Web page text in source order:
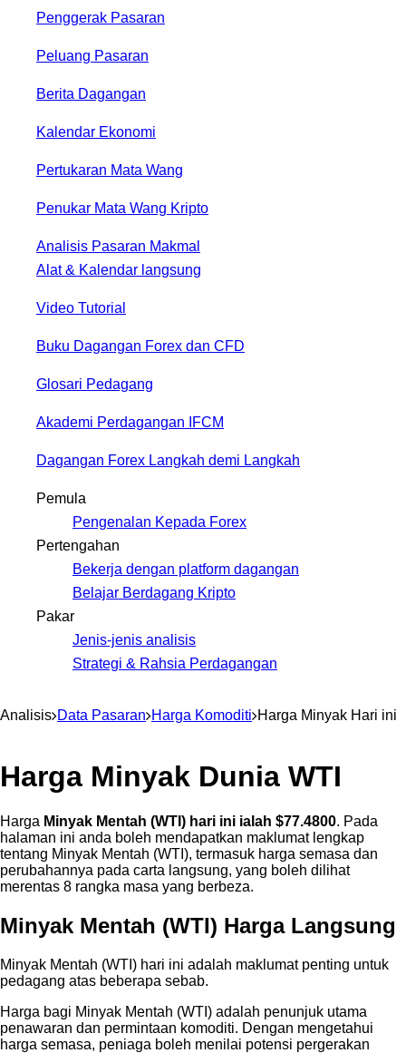
Penggerak Pasaran
Peluang Pasaran
Berita Dagangan
Kalendar Ekonomi
Pertukaran Mata Wang
Penukar Mata Wang Kripto
Analisis Pasaran Makmal
Alat & Kalendar langsung
Video Tutorial
Buku Dagangan Forex dan CFD
Glosari Pedagang
Akademi Perdagangan IFCM
Dagangan Forex Langkah demi Langkah
Pemula
Pengenalan Kepada Forex
Pertengahan
Bekerja dengan platform dagangan
Belajar Berdagang Kripto
Pakar
Jenis-jenis analisis
Strategi & Rahsia Perdagangan
Analisis Data Pasaran Harga Komoditi Harga Minyak Hari ini
Harga Minyak Dunia WTI
Harga Minyak Mentah (WTI) hari ini ialah $77.4800. Pada
halaman ini anda boleh mendapatkan maklumat lengkap
tentang Minyak Mentah (WTI), termasuk harga semasa dan
perubahannya pada carta langsung, yang boleh dilihat
merentas 8 rangka masa yang berbeza.
Minyak Mentah (WTI) Harga Langsung
Minyak Mentah (WTI) hari ini adalah maklumat penting untuk
pedagang atas beberapa sebab.
Harga bagi Minyak Mentah (WTI) adalah penunjuk utama
penawaran dan permintaan komoditi. Dengan mengetahui
harga semasa, peniaga boleh menilai potensi pergerakan